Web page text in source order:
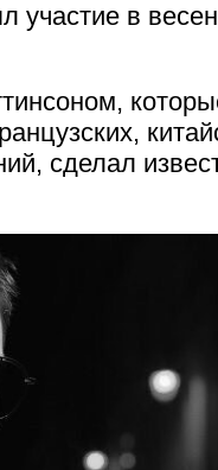
участие в
сделал